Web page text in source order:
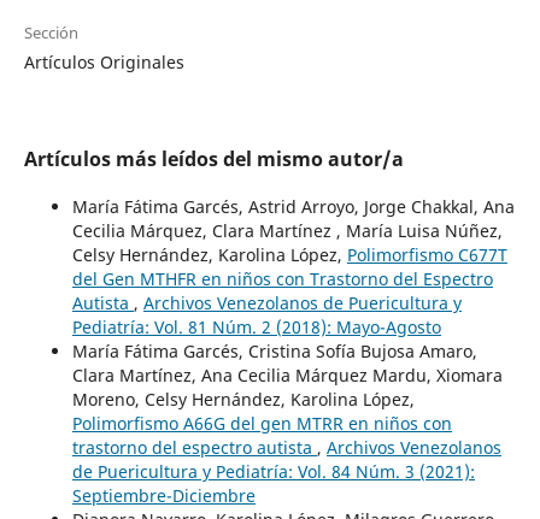
Sección
Artículos Originales
Artículos más leídos del mismo autor/a
María Fátima Garcés, Astrid Arroyo, Jorge Chakkal, Ana
Cecilia Márquez, Clara Martínez , María Luisa Núñez,
Celsy Hernández, Karolina López, Polimorfismo C677T
del Gen MTHFR en niños con Trastorno del Espectro
Autista , Archivos Venezolanos de Puericultura y
Pediatría: Vol. 81 Núm. 2 (2018): Mayo-Agosto
María Fátima Garcés, Cristina Sofía Bujosa Amaro,
Clara Martínez, Ana Cecilia Márquez Mardu, Xiomara
Moreno, Celsy Hernández, Karolina López,
Polimorfismo A66G del gen MTRR en niños con
trastorno del espectro autista , Archivos Venezolanos
de Puericultura y Pediatría: Vol. 84 Núm. 3 (2021):
Septiembre-Diciembre